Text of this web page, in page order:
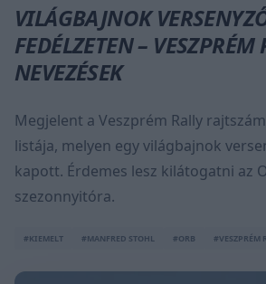
VILÁGBAJNOK
FEDÉLZETEN – VESZPRÉM
NEVEZÉSEK
Megjelent a Veszprém Rally
listája, melyen egy világbajnok
kapott. Érdemes lesz kilátogatni az
szezonnyitóra.
#KIEMELT #MANFRED STOHL #ORB #VESZPRÉM